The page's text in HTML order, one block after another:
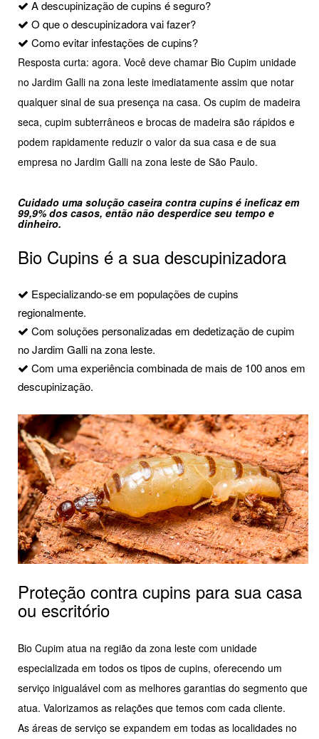
A descupinização de cupins é seguro?
O que o descupinizadora vai fazer?
Como evitar infestações de cupins?
Resposta curta: agora. Você deve chamar Bio Cupim unidade
no Jardim Galli na zona leste imediatamente assim que notar
qualquer sinal de sua presença na casa. Os cupim de madeira
seca, cupim subterrâneos e brocas de madeira são rápidos e
podem rapidamente reduzir o valor da sua casa e de sua
empresa no Jardim Galli na zona leste de São Paulo.
Cuidado uma solução caseira contra cupins é ineficaz em
99,9% dos casos, então não desperdice seu tempo e
dinheiro.
Bio Cupins é a sua descupinizadora
Especializando-se em populações de cupins
regionalmente.
Com soluções personalizadas em dedetização de cupim
no Jardim Galli na zona leste.
Com uma experiência combinada de mais de 100 anos em
descupinização.
Proteção contra cupins para sua casa
ou escritório
Bio Cupim atua na região da zona leste com unidade
especializada em todos os tipos de cupins, oferecendo um
serviço inigualável com as melhores garantias do segmento que
atua. Valorizamos as relações que temos com cada cliente.
As áreas de serviço se expandem em todas as localidades no